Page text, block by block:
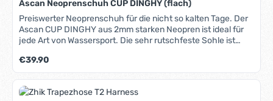
Schnellklemmen, geeignet für Süß- und Salzwasser.
Leistungsdaten Modell
TM66:SchaltstufeStromaufnahmeLeistungSchub112 A> 140
Watt6,8 kp216 A190 Watt9,1 kp320 A240 Watt10,9 kp432
Ascan Neoprenschuh CUP DINGHY (flach)
Preiswerter Neoprenschuh für die nicht so kalten Tage. Der
Ascan CUP DINGHY aus 2mm starken Neopren ist ideal für
jede Art von Wassersport. Die sehr rutschfeste Sohle ist
sicheren Stand auch auf nassen Oberflächen. Durch den
Klettverschluss am Spann sitzt der Schuh sicher am Fuß.
Der Vorderfuß verfügt über eine Gummibeschichtung,
sodass das Neopren nicht durch Ausreitgurte oder
Regulärer Preis:
€39.90